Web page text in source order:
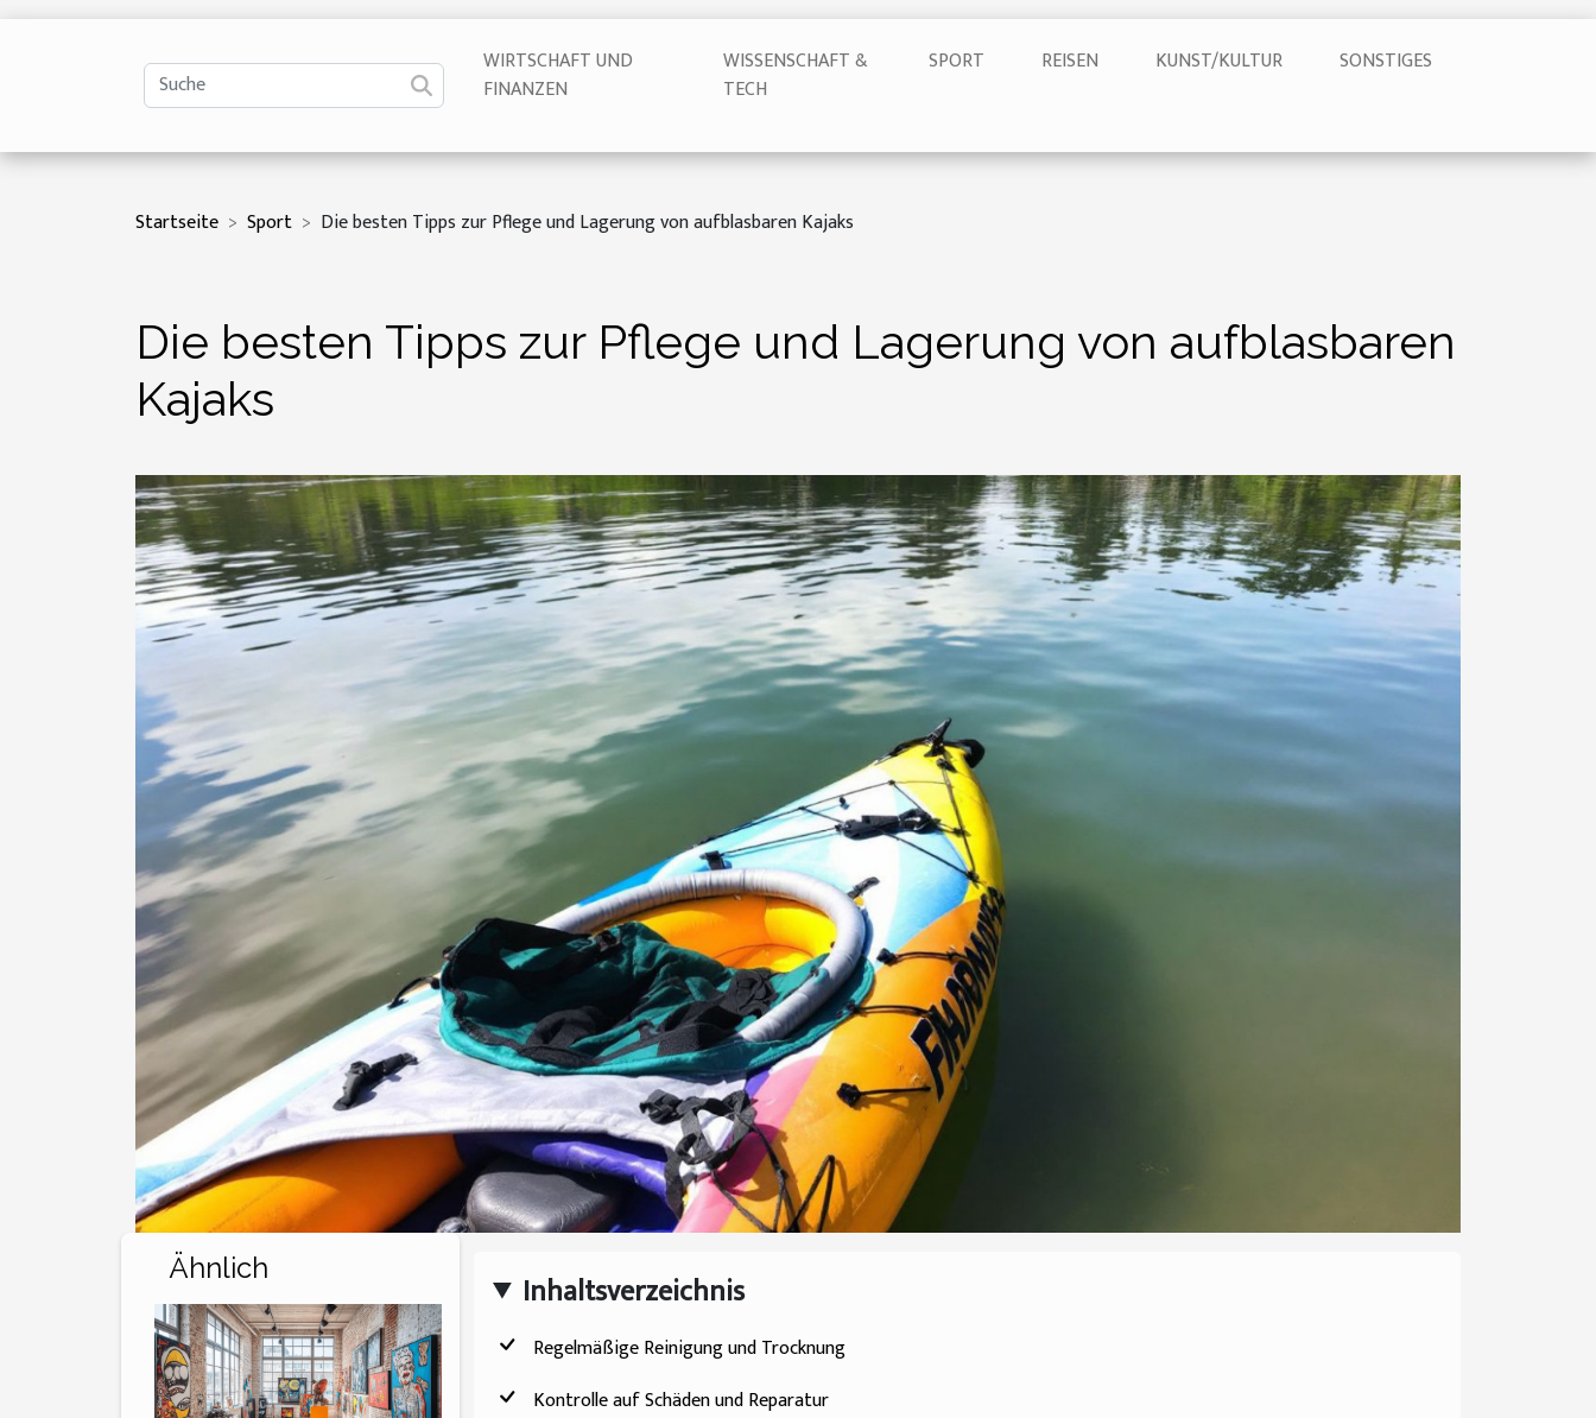
WIRTSCHAFT UND
FINANZEN
WISSENSCHAFT &
TECH
SPORT REISEN KUNST/KULTUR SONSTIGES
Startseite Sport Die besten Tipps zur Pflege und Lagerung von aufblasbaren Kajaks
Die besten Tipps zur Pflege und Lagerung von aufblasbaren
Kajaks
Ähnlich
Inhaltsverzeichnis
Regelmäßige Reinigung und Trocknung
Kontrolle auf Schäden und Reparatur